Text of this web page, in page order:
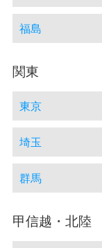
福島
関東
東京
埼玉
群馬
甲信越・北陸